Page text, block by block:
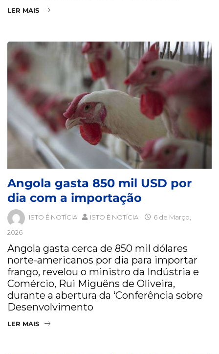
LER MAIS
Angola gasta 850 mil USD por
dia com a importação
ISTO É NOTÍCIA ISTO É NOTÍCIA
6 de Março,
2026
Angola gasta cerca de 850 mil dólares
norte-americanos por dia para importar
frango, revelou o ministro da Indústria e
Comércio, Rui Miguêns de Oliveira,
durante a abertura da ‘Conferência sobre
Desenvolvimento
LER MAIS